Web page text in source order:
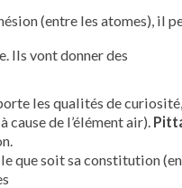
(entre les atomes), il
Ils vont donner des
les qualités de curiosité,
cause de l’élément air).
que soit sa constitution (en